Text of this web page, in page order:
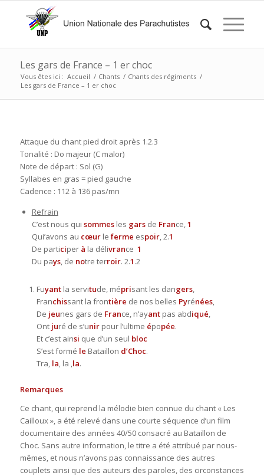
Les gars de France – 1 er choc
Vous êtes ici : Accueil / Chants / Chants des régiments /
Les gars de France – 1 er choc
Attaque du chant pied droit après 1.2.3
Tonalité : Do majeur (C malor)
Note de départ : Sol (G)
Syllabes en gras = pied gauche
Cadence : 112 à 136 pas/mn
Refrain
C’est nous qui sommesles garsde France,1
Qui’avons au cœurle ferme espoir, 2.1
De participer à la délivrance 1
Du pays, de notre terroir. 2.1.2
Fuyantla servitude, méprisant les dangers,
Franchissant la frontière de nos belles Pyrénées,
De jeunes gars de France, n’ayantpas abdiqué,
Ont juré de s’unirpour l’ultime épopée.
Et c’est ainsi que d’un seul bloc
S’est formé le Bataillon d’Choc.
Tra, la, la ,la.
Remarques
Ce chant, qui reprend la mélodie bien connue du chant « Les
Cailloux », a été relevé dans une courte séquence d’un film
documentaire des années 40/50 consacré au Bataillon de
Choc. Sans autre information, le titre a été attribué par nous-
mêmes, et nous n’avons pas connaissance des autres
couplets ainsi que des auteurs des paroles, des circonstances